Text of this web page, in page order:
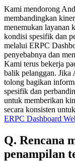
Kami mendorong
membandingkan
menemukan layanan
kondisi spesifik dan
melalui ERPC
penyebabnya dan
Kami terus bekerja
balik pelanggan. Jika
tolong bagikan
spesifik dan
untuk memberikan
secara konsisten
ERPC Dashboard
Q. Rencana
penampilan